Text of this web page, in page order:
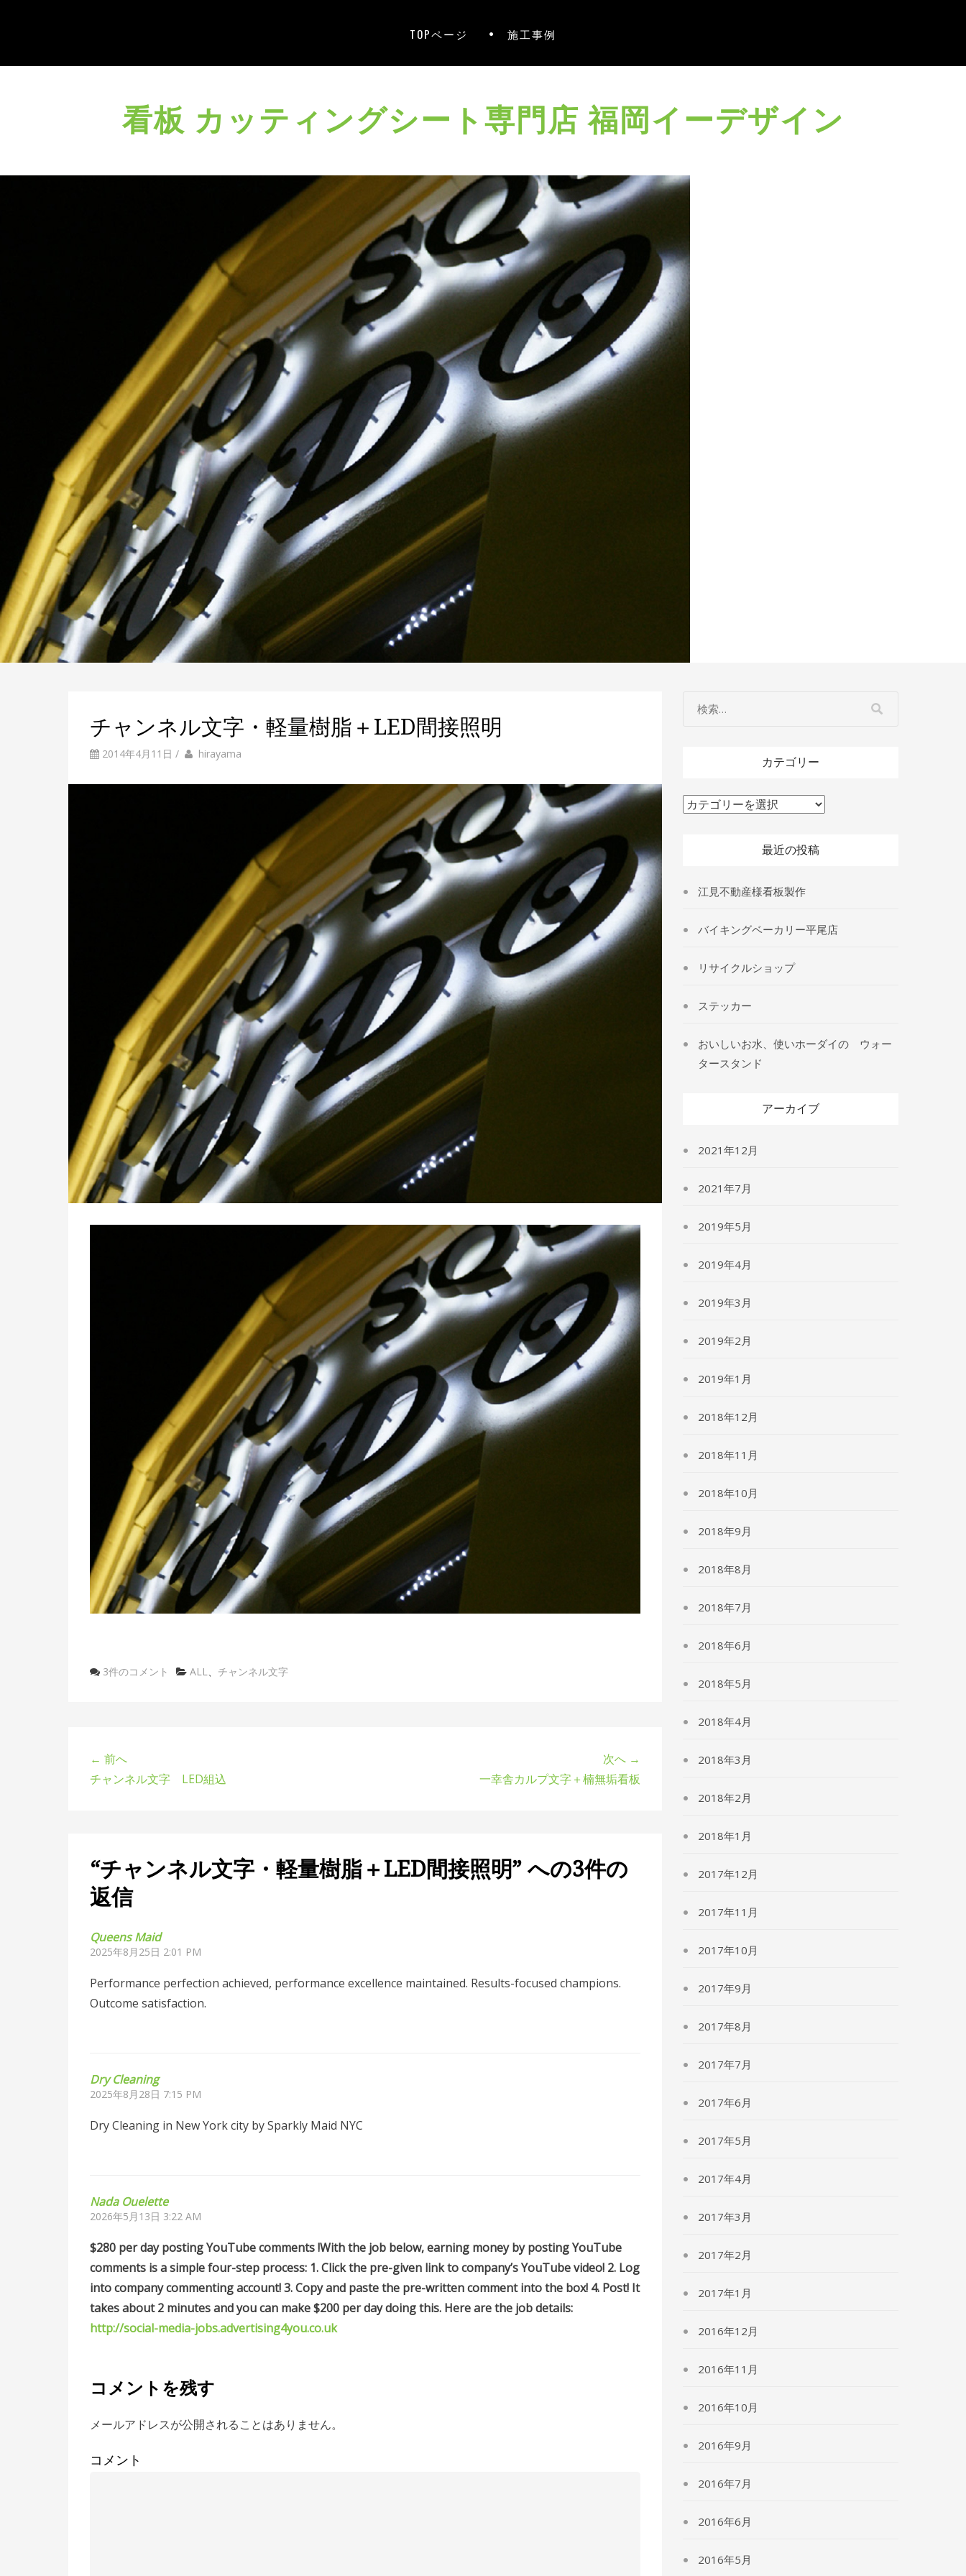
イ
ニ
キ
TOPページ 施工事例
看板 カッティングシート専門店 福岡イーデザイン
チャンネル文字・軽量樹脂＋LED間接照明
2014年4月11日 / b
投
hirayama
3件のコメント
カ
ALL、 チャンネル文字
← 前へ
チャンネル文字 LED組込
次へ →
一幸舎カルプ文字＋楠無垢看板
“チャンネル文字・軽量樹脂＋LED間接照明” への3件の
返信
Queens Maid
2025年8月25日 2:01 PM
Performance perfection achieved, performance excellence maintained. Results-focused champions.
Outcome satisfaction.
Dry Cleaning
2025年8月28日 7:15 PM
Dry Cleaning in New York city by Sparkly Maid NYC
Nada Ouelette
2026年5月13日 3:22 AM
$280 per day posting YouTube comments !With the job below, earning money by posting YouTube
comments is a simple four-step process: 1. Click the pre-given link to company’s YouTube video! 2. Log
into company commenting account! 3. Copy and paste the pre-written comment into the box! 4. Post! It
takes about 2 minutes and you can make $200 per day doing this. Here are the job details:
http://social-media-jobs.advertising4you.co.uk
コメントを残す
メールアドレスが公開されることはありません。
コメント
カテゴリー
カ
最近の投稿
江見不動産様看板製作
バイキングベーカリー平尾店
リサイクルショップ
ステッカー
おいしいお水、使いホーダイの ウォー
タースタンド
アーカイブ
2021年12月
2021年7月
2019年5月
2019年4月
2019年3月
2019年2月
2019年1月
2018年12月
2018年11月
2018年10月
2018年9月
2018年8月
2018年7月
2018年6月
2018年5月
2018年4月
2018年3月
2018年2月
2018年1月
2017年12月
2017年11月
2017年10月
2017年9月
2017年8月
2017年7月
2017年6月
2017年5月
2017年4月
2017年3月
2017年2月
2017年1月
2016年12月
2016年11月
2016年10月
2016年9月
2016年7月
2016年6月
2016年5月